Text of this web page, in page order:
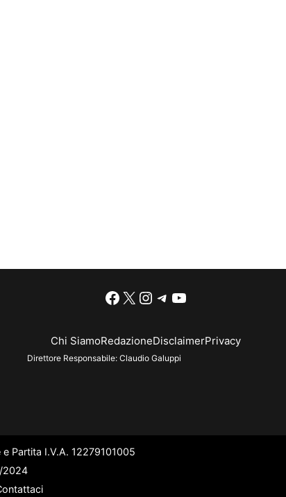
Facebook
X Instagram
Telegram
YouTube
Chi SiamoRedazioneDisclaimerPrivacy
Direttore Responsabile: Claudio Galuppi
Partita I.V.A. 12279101005
2024